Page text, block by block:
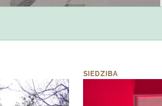
SIEDZIBA